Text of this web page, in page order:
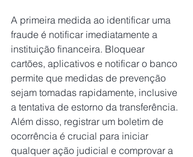
A primeira medida ao identificar uma
fraude é notificar imediatamente a
instituição financeira. Bloquear
cartões, aplicativos e notificar o banco
permite que medidas de prevenção
sejam tomadas rapidamente, inclusive
a tentativa de estorno da transferência.
Além disso, registrar um boletim de
ocorrência é crucial para iniciar
qualquer ação judicial e comprovar a